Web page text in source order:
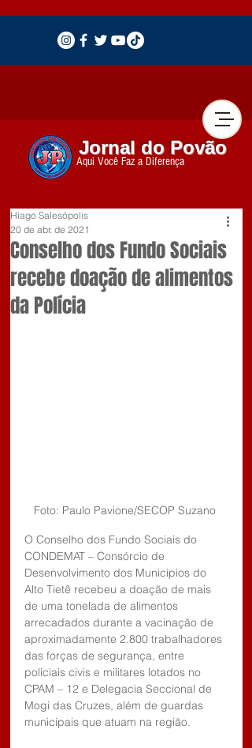
Jornal do Povão
Aqui Você Faz a Diferença
Conselho dos Fundo Sociais
recebe doação de alimentos
da Polícia
Hiago Salesópolis
20 de abr. de 2021
Foto: Paulo Pavione/SECOP Suzano
O Conselho dos Fundo Sociais do
CONDEMAT – Consórcio de
Desenvolvimento dos Municípios do
Alto Tietê recebeu a doação de mais
de uma tonelada de alimentos
arrecadados durante a vacinação de
aproximadamente 2.800 trabalhadores
das forças de segurança, entre
policiais civis e militares lotados no
CPAM – 12 e Delegacia Seccional de
Mogi das Cruzes, além de guardas
municipais que atuam na região.